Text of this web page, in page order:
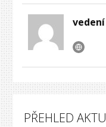
vedení
PŘEHLED